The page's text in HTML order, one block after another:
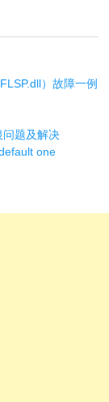
）故障一例
问题及解决
one